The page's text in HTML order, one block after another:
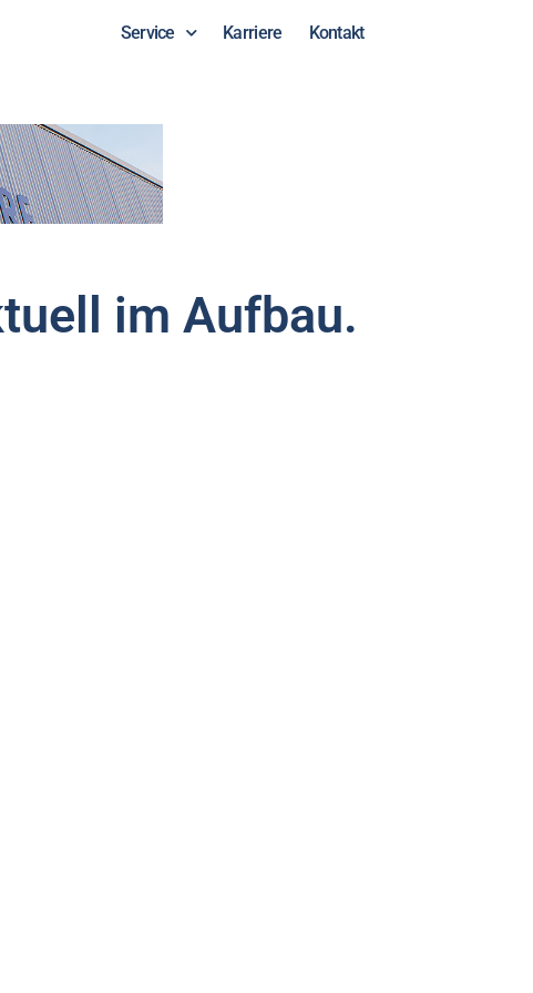
Service Karriere Kontakt
im Aufbau.